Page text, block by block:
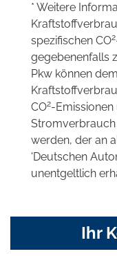
* Weitere
spezifischen CO2
gegebenenfalls
Pkw können
CO2-
werden, der an
'Deutschen
unentgeltlich
Ihr